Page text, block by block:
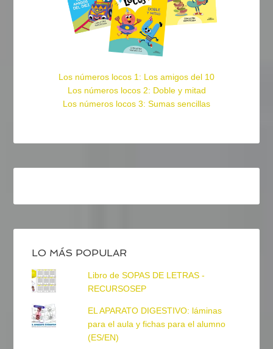
Los números locos 1: Los amigos del 10
Los números locos 2: Doble y mitad
Los números locos 3: Sumas sencillas
LO MÁS POPULAR
Libro de SOPAS DE LETRAS -
RECURSOSEP
EL APARATO DIGESTIVO: láminas
para el aula y fichas para el alumno
(ES/EN)